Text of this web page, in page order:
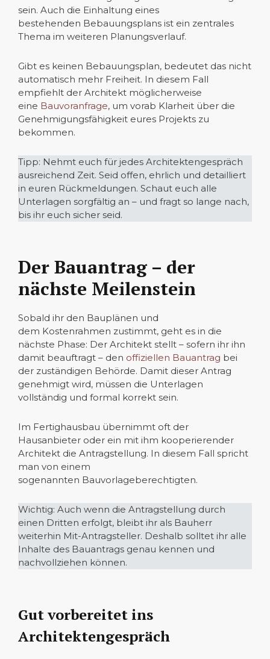
sein. Auch die Einhaltung eines
bestehenden Bebauungsplans ist ein zentrales
Thema im weiteren Planungsverlauf.
Gibt es keinen Bebauungsplan, bedeutet das nicht
automatisch mehr Freiheit. In diesem Fall
empfiehlt der Architekt möglicherweise
eine Bauvoranfrage, um vorab Klarheit über die
Genehmigungsfähigkeit eures Projekts zu
bekommen.
Tipp: Nehmt euch für jedes Architektengespräch
ausreichend Zeit. Seid offen, ehrlich und detailliert
in euren Rückmeldungen. Schaut euch alle
Unterlagen sorgfältig an – und fragt so lange nach,
bis ihr euch sicher seid.
Der Bauantrag – der
nächste Meilenstein
Sobald ihr den Bauplänen und
dem Kostenrahmen zustimmt, geht es in die
nächste Phase: Der Architekt stellt – sofern ihr ihn
damit beauftragt – den offiziellen Bauantrag bei
der zuständigen Behörde. Damit dieser Antrag
genehmigt wird, müssen die Unterlagen
vollständig und formal korrekt sein.
Im Fertighausbau übernimmt oft der
Hausanbieter oder ein mit ihm kooperierender
Architekt die Antragstellung. In diesem Fall spricht
man von einem
sogenannten Bauvorlageberechtigten.
Wichtig: Auch wenn die Antragstellung durch
einen Dritten erfolgt, bleibt ihr als Bauherr
weiterhin Mit-Antragsteller. Deshalb solltet ihr alle
Inhalte des Bauantrags genau kennen und
nachvollziehen können.
Gut vorbereitet ins
Architektengespräch